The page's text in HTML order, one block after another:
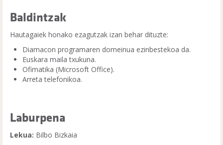
Baldintzak
Hautagaiek honako ezagutzak izan behar dituzte:
Diamacon programaren domeinua ezinbestekoa da.
Euskara maila txukuna.
Ofimatika (Microsoft Office).
Arreta telefonikoa.
Laburpena
Lekua: Bilbo Bizkaia